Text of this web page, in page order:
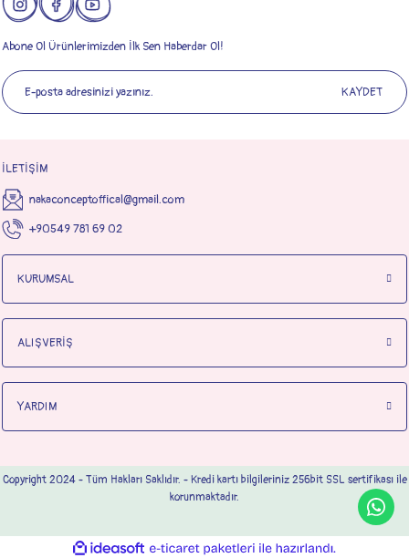
Abone Ol Ürünlerimizden İlk Sen Haberdar Ol!
KAYDET
İLETİŞİM
nakaconceptoffical@gmail.com
+90549 781 69 02
KURUMSAL
ALIŞVERİŞ
YARDIM
Copyright 2024 - Tüm Hakları Saklıdır. - Kredi kartı bilgileriniz 256bit SSL sertifikası ile
korunmaktadır.
ideasoft
e-